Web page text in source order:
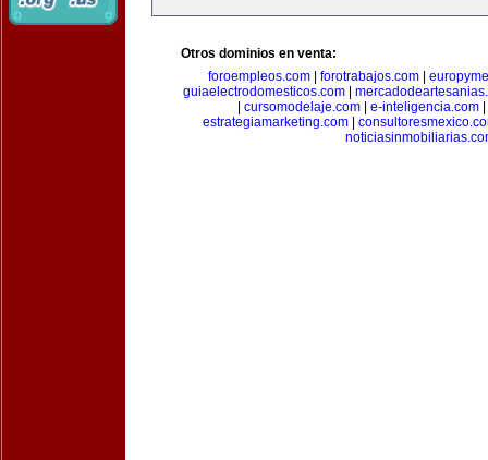
Otros dominios en venta:
foroempleos.com
forotrabajos.com
guiaelectrodomesticos.com
cursomodelaje.com| e-inteligencia.com|
estrategiamarketing.com|